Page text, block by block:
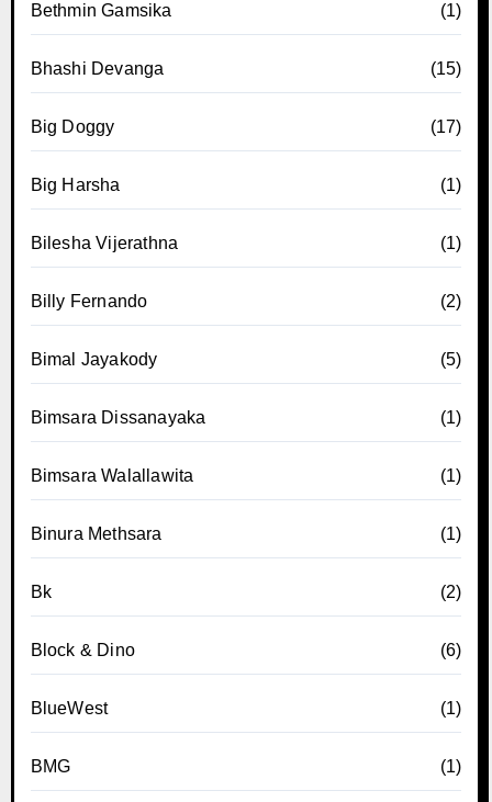
Bethmin Gamsika (1)
Bhashi Devanga (15)
Big Doggy (17)
Big Harsha (1)
Bilesha Vijerathna (1)
Billy Fernando (2)
Bimal Jayakody (5)
Bimsara Dissanayaka (1)
Bimsara Walallawita (1)
Binura Methsara (1)
Bk (2)
Block & Dino (6)
BlueWest (1)
BMG (1)